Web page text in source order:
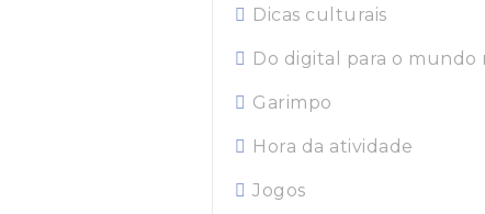
Dicas culturais
Do digital para o mundo
Garimpo
Hora da atividade
Jogos